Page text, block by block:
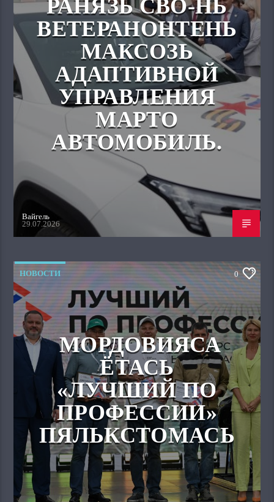
РАНЯЗЬ СВО-НЬ
ВЕТЕРАНОНТЕНЬ
МАКСОЗЬ
АДАПТИВНОЙ
УПРАВЛЕНИЯ
МАРТО
АВТОМОБИЛЬ.
Вайгель
29.07.2026
НОВОСТИ 0
МОРДОВИЯСА
ЁТАСЬ
«ЛУЧШИЙ ПО
ПРОФЕССИИ»
ПЯЛЬКСТОМАСЬ